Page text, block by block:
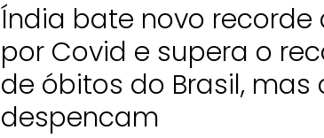
Índia bate novo recorde
por Covid e supera o
de óbitos do Brasil, mas
despencam